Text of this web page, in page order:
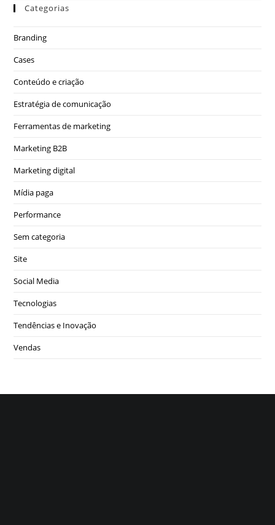
Categorias
Branding
Cases
Conteúdo e criação
Estratégia de comunicação
Ferramentas de marketing
Marketing B2B
Marketing digital
Mídia paga
Performance
Sem categoria
Site
Social Media
Tecnologias
Tendências e Inovação
Vendas